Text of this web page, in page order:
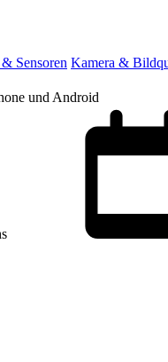
Sensoren Kamera &
und Android